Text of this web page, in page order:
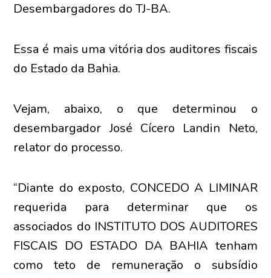
Desembargadores do TJ-BA.
Essa é mais uma vitória dos auditores fiscais
do Estado da Bahia.
Vejam, abaixo, o que determinou o
desembargador José Cícero Landin Neto,
relator do processo.
“Diante do exposto, CONCEDO A LIMINAR
requerida para determinar que os
associados do INSTITUTO DOS AUDITORES
FISCAIS DO ESTADO DA BAHIA tenham
como teto de remuneração o subsídio